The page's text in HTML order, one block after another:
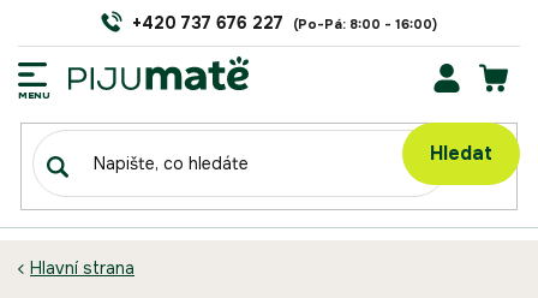
Hledat
+420 737 676 227
Hlavní strana